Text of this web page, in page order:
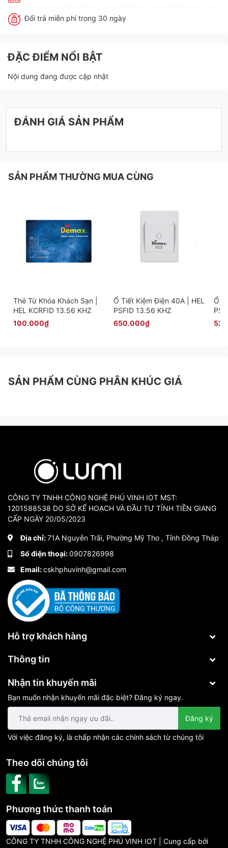
Đổi trả miễn phí trong 30 ngày
ĐẶC ĐIỂM NỔI BẬT
Nội dung đang được cập nhật
ĐÁNH GIÁ SẢN PHẨM
SẢN PHẨM THƯỜNG MUA CÙNG
Thẻ Từ Khóa Khách Sạn |
HEL KCRFID 13.56 KHZ
100.000₫
Ổ Tiết Kiệm Điện 40A | HEL
PSFID 13.56 KHZ
650.000₫
Ổ
SẢN PHẨM CÙNG PHÂN KHÚC GIÁ
CÔNG TY TNHH CÔNG NGHỆ PHÚ VINH IOT MST:
1201588538 DO SỞ KẾ HOẠCH VÀ ĐẦU TƯ TỈNH TIỀN GIANG
CẤP NGÀY 20/05/2023
Địa chỉ:71A Nguyễn Trãi, Phường Mỹ Tho , Tỉnh Đồng Tháp
Số điện thoại:0907826998
Email:cskhphuvinh@gmail.com
Hỗ trợ khách hàng
Thông tin
Nhận tin khuyến mãi
Bạn muốn nhận khuyến mãi đặc biệt? Đăng ký ngay.
Đăng ký
Với việc đăng ký, là chấp nhận các chính sách từ chúng tôi
CÔNG TY TNHH CÔNG NGHỆ PHÚ VINH IOT | Cung cấp bởi
Phương thức thanh toán
Theo dõi chúng tôi